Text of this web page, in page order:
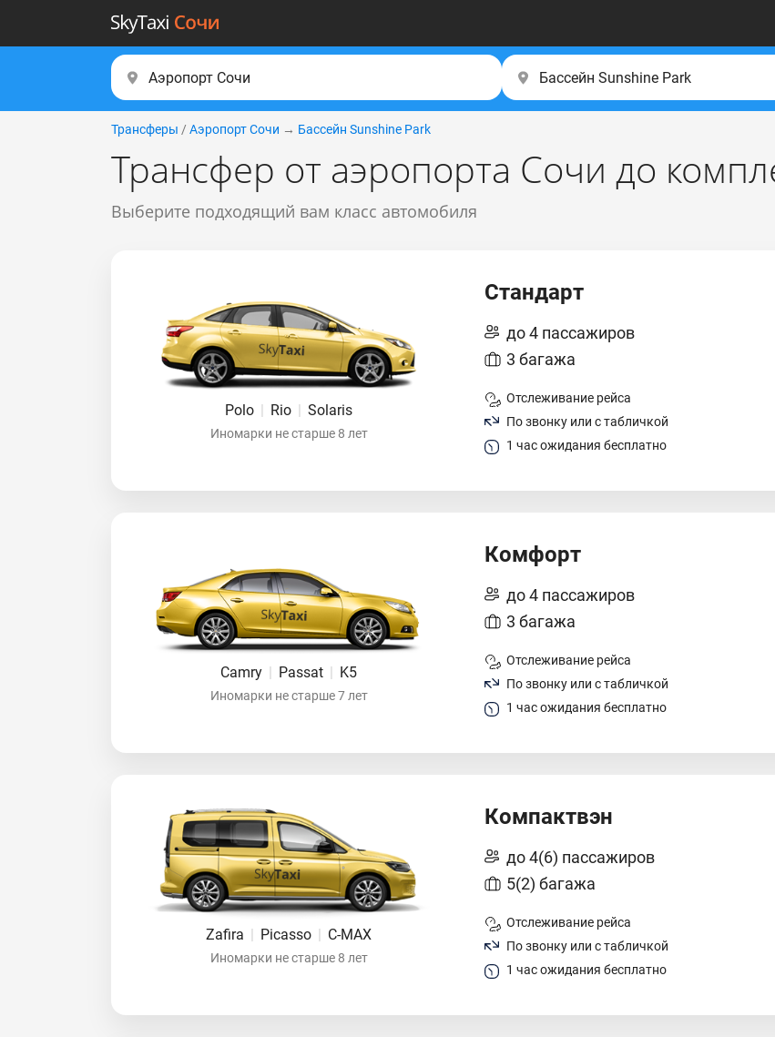
Трансферы / Аэропорт Сочи → Бассейн Sunshine Park
Трансфер от аэропорта Сочи до
Выберите подходящий вам класс автомобиля
Polo | Rio | Solaris
Иномарки не старше 8 лет
Стандарт
до 4 пассажиров
3 багажа
Отслеживание рейса
По звонку или с табличкой
1 час ожидания бесплатно
Camry | Passat | K5
Иномарки не старше 7 лет
Комфорт
до 4 пассажиров
3 багажа
Отслеживание рейса
По звонку или с табличкой
1 час ожидания бесплатно
Zafira | Picasso | C-MAX
Иномарки не старше 8 лет
Компактвэн
до 4(6) пассажиров
5(2) багажа
Отслеживание рейса
По звонку или с табличкой
1 час ожидания бесплатно